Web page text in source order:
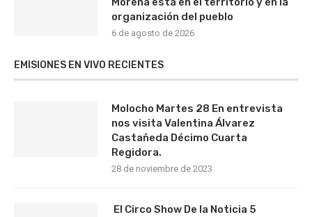
organización del pueblo
6 de agosto de 2026
EMISIONES EN VIVO RECIENTES
Molocho Martes 28 En entrevista
nos visita Valentina Álvarez
Castañeda Décimo Cuarta
Regidora.
28 de noviembre de 2023
El Circo Show De la Noticia 5